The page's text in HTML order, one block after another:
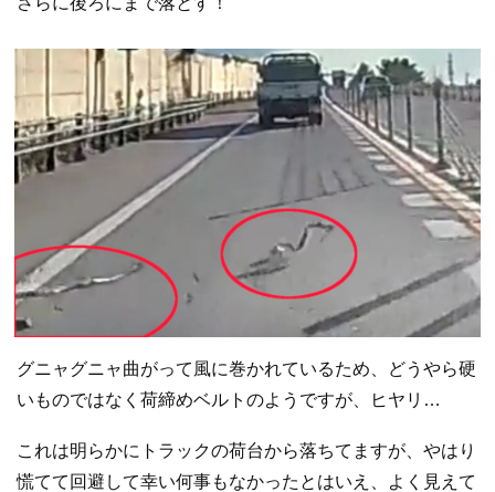
グニャグニャ曲がって風に巻かれているため、どうやら硬
いものではなく荷締めベルトのようですが、ヒヤリ…
これは明らかにトラックの荷台から落ちてますが、やはり
慌てて回避して幸い何事もなかったとはいえ、よく見えて